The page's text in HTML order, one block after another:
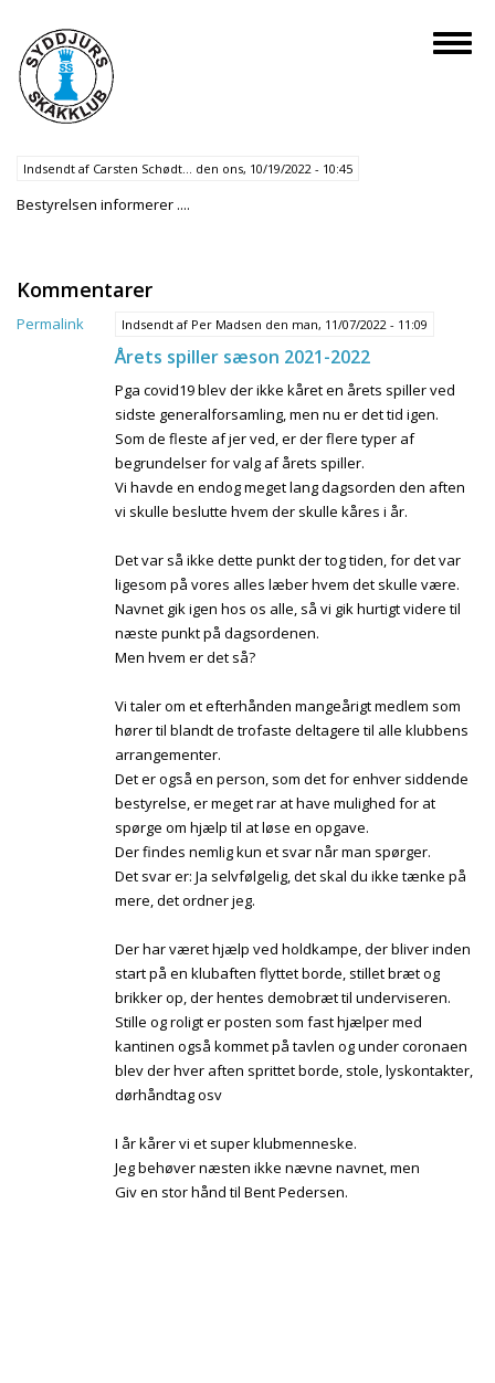
hovedindhold
Toggle
Indsendt af Carsten Schødt… den ons, 10/19/2022 - 10:45
Bestyrelsen informerer ....
Kommentarer
Permalink Indsendt af Per Madsen den man, 11/07/2022 - 11:09
Årets spiller sæson 2021-2022
Pga covid19 blev der ikke kåret en årets spiller ved
sidste generalforsamling, men nu er det tid igen.
Som de fleste af jer ved, er der flere typer af
begrundelser for valg af årets spiller.
Vi havde en endog meget lang dagsorden den aften
vi skulle beslutte hvem der skulle kåres i år.
Det var så ikke dette punkt der tog tiden, for det var
ligesom på vores alles læber hvem det skulle være.
Navnet gik igen hos os alle, så vi gik hurtigt videre til
næste punkt på dagsordenen.
Men hvem er det så?
Vi taler om et efterhånden mangeårigt medlem som
hører til blandt de trofaste deltagere til alle klubbens
arrangementer.
Det er også en person, som det for enhver siddende
bestyrelse, er meget rar at have mulighed for at
spørge om hjælp til at løse en opgave.
Der findes nemlig kun et svar når man spørger.
Det svar er: Ja selvfølgelig, det skal du ikke tænke på
mere, det ordner jeg.
Der har været hjælp ved holdkampe, der bliver inden
start på en klubaften flyttet borde, stillet bræt og
brikker op, der hentes demobræt til underviseren.
Stille og roligt er posten som fast hjælper med
kantinen også kommet på tavlen og under coronaen
blev der hver aften sprittet borde, stole, lyskontakter,
dørhåndtag osv
I år kårer vi et super klubmenneske.
Jeg behøver næsten ikke nævne navnet, men
Giv en stor hånd til Bent Pedersen.